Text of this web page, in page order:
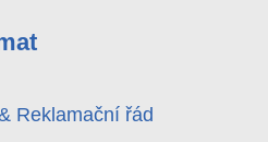
video.
Reklamační řád